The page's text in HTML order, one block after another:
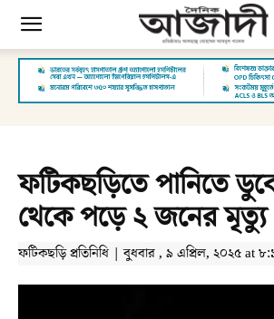
ফটিকছড়িতে পানিতে
থেকে পড়ে ২ জনের মৃত্যু
ফটিকছড়ি প্রতিনিধি | বুধবার , ৯ এপ্রিল, ২০২৫ at